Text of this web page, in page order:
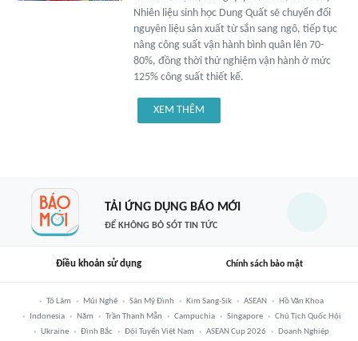
Nhiên liệu sinh học Dung Quất sẽ chuyển đổi
nguyên liệu sản xuất từ sắn sang ngô, tiếp tục
nâng công suất vận hành bình quân lên 70-
80%, đồng thời thử nghiệm vận hành ở mức
125% công suất thiết kế.
XEM THÊM
TẢI ỨNG DỤNG BÁO MỚI
ĐỂ KHÔNG BỎ SÓT TIN TỨC
Điều khoản sử dụng Chính sách bảo mật
Tô Lâm Mũi Nghê Sân Mỹ Đình Kim Sang-Sik ASEAN
Hồ Văn Khoa
Indonesia
Năm Trần Thanh Mẫn Campuchia Singapore
Chủ Tịch Quốc Hội
Ukraine
Đình Bắc Đội Tuyển Việt Nam ASEAN Cup 2026
Doanh Nghiệp